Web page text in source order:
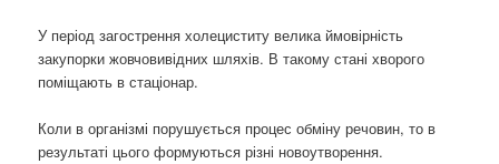
У період загострення холециститу велика ймовірність
закупорки жовчовивідних шляхів. В такому стані хворого
поміщають в стаціонар.
Коли в організмі порушується процес обміну речовин, то в
результаті цього формуються різні новоутворення.